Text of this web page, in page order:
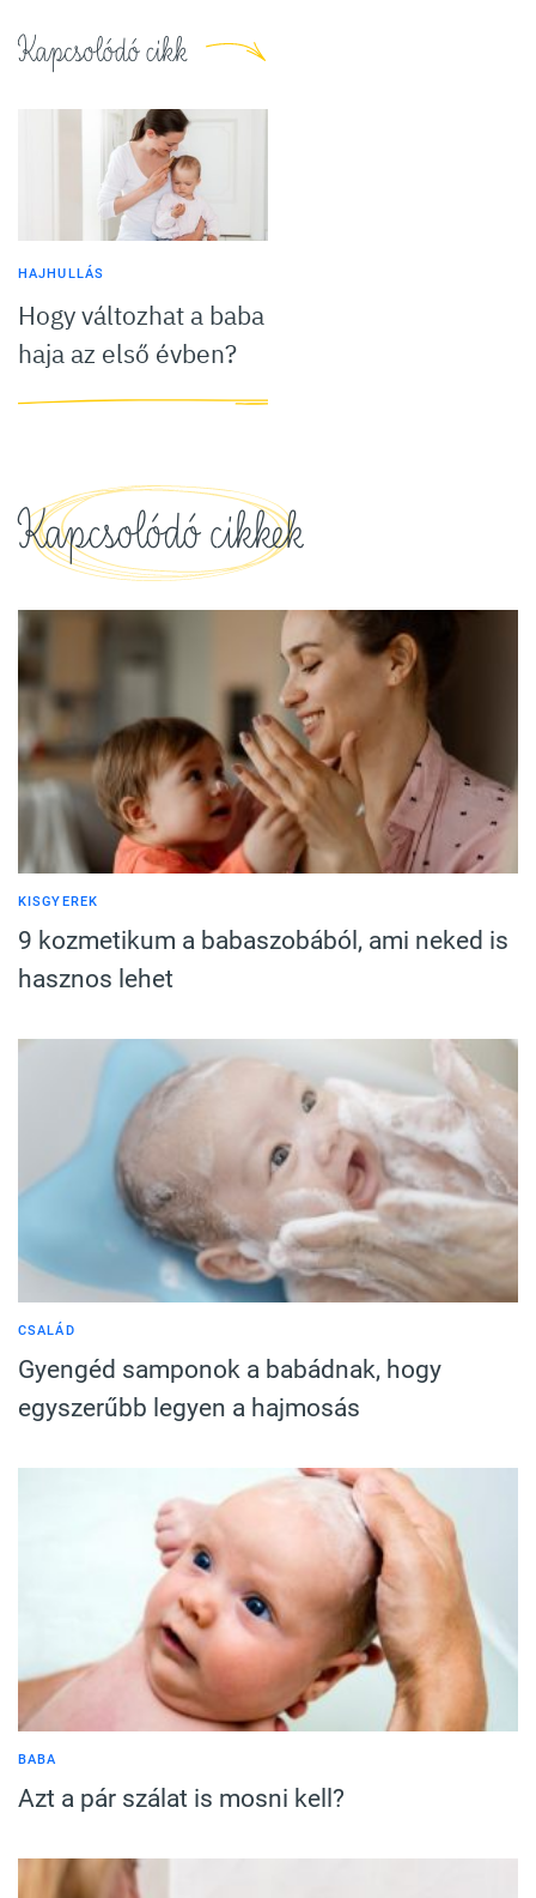
Kapcsolódó cikk
HAJHULLÁS
Hogy változhat a baba
haja az első évben?
Kapcsolódó cikkek
KISGYEREK
9 kozmetikum a babaszobából, ami neked is
hasznos lehet
CSALÁD
Gyengéd samponok a babádnak, hogy
egyszerűbb legyen a hajmosás
BABA
Azt a pár szálat is mosni kell?